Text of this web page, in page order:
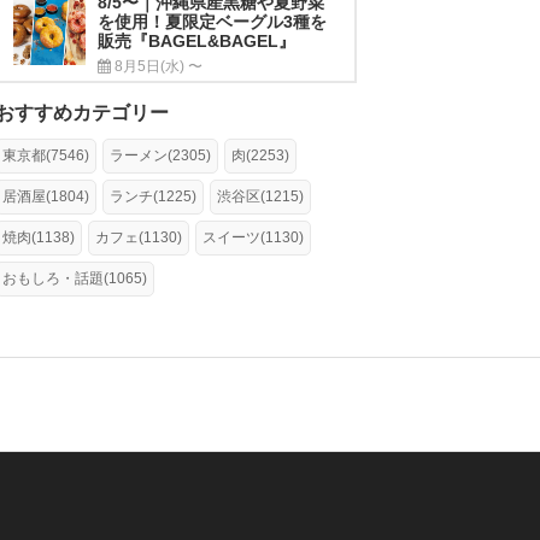
を使用！夏限定ベーグル3種を
販売『BAGEL&BAGEL』
8月5日(水) 〜
すすめカテゴリー
東京都(7546) ラーメン(2305) 肉(2253)
居酒屋(1804) ランチ(1225) 渋谷区(1215)
焼肉(1138) カフェ(1130) スイーツ(1130)
おもしろ・話題(1065)